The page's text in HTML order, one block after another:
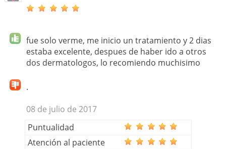
fue solo verme, me inicio un tratamiento y 2 dias
estaba excelente, despues de haber ido a otros
dos dermatologos, lo recomiendo muchisimo
.
08 de julio de 2017
Puntualidad
Atención al paciente